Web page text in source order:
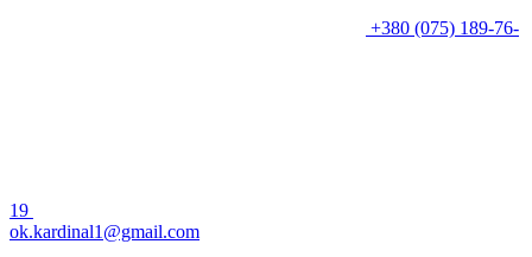
+380 (075) 189-76-
19
ok.kardinal1@gmail.com